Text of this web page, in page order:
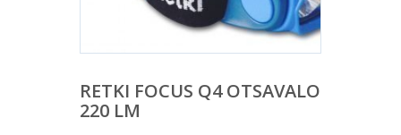
RETKI FOCUS Q4 OTSAVALO
220 LM